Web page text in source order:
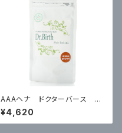
AAAヘナ ドクターバース ブ
ラウン100g ￥4620（税込）
¥4,620